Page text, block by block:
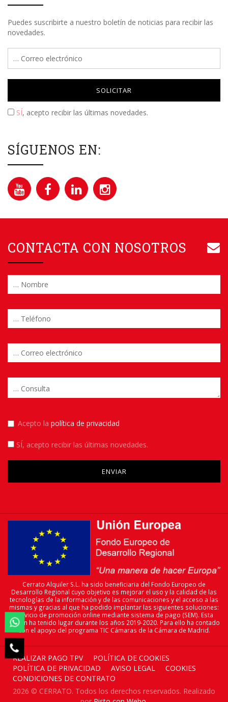


Puedes suscribirte a nuestro boletín de noticias para recibir las
novedades.
SÍ, acepto recibir las últimas novedades.
SÍGUENOS EN:
CONTACTA CON NOSOTROS
Acepto la política de privacidad
SÍ, acepto recibir las últimas novedades.
Please leave this field empty.
Cerrato Alquiler S.L. ha sido beneficiaria del Fondo Europeo de
Desarrollo Regional cuyo objetivo es mejorar el uso y la calidad de las
tecnologías de la información y de las comunicaciones y el acceso a las
mismas y gracias al que ha podido implantar las siguientes soluciones:
servicio de promoción online mediante sistema de pago (SEM). Esta
acción ha tenido lugar durante los años 2019-2020. Para ello ha contado
con el apoyo del programa TIC Cámaras de la Cámara de Madrid.
REALIZAR PAGO TPV
POLÍTICA DE COOKIES
POLÍTICA DE PRIVACIDAD
AVISO LEGAL
COOKIES
CONDICIONES DE CONTRATO
2026 © CERRATO. Todos los derechos reservados. Realizado